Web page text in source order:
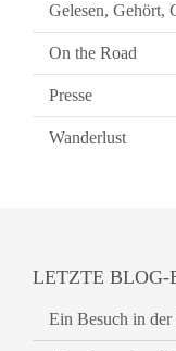
Gelesen, Gehört,
On the Road
Presse
Wanderlust
LETZTE BLOG-
Ein Besuch in